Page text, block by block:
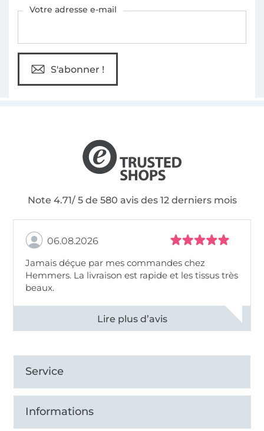
Votre adresse e-mail
S'abonner !
Note 4.71/ 5 de 580 avis des 12 derniers mois
06.08.2026
Jamais déçue par mes commandes chez
Hemmers. La livraison est rapide et les tissus très
beaux.
Voir tous les 11496 commentaires
Service
Informations